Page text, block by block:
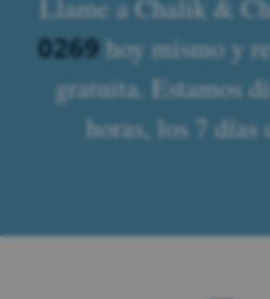
Llame a Chalik &
0269hoy mismo y
gratuita. Estamos
horas, los 7 días